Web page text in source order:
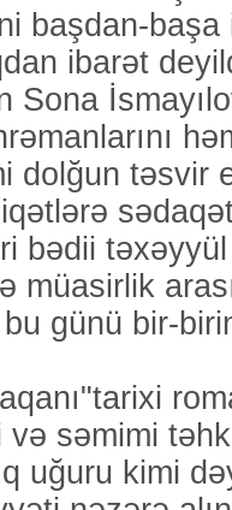
başdan-
ibarət
Sona
dolğun təsvir
bədii
müasirlik
günü bir-
və səmimi
uğuru kimi